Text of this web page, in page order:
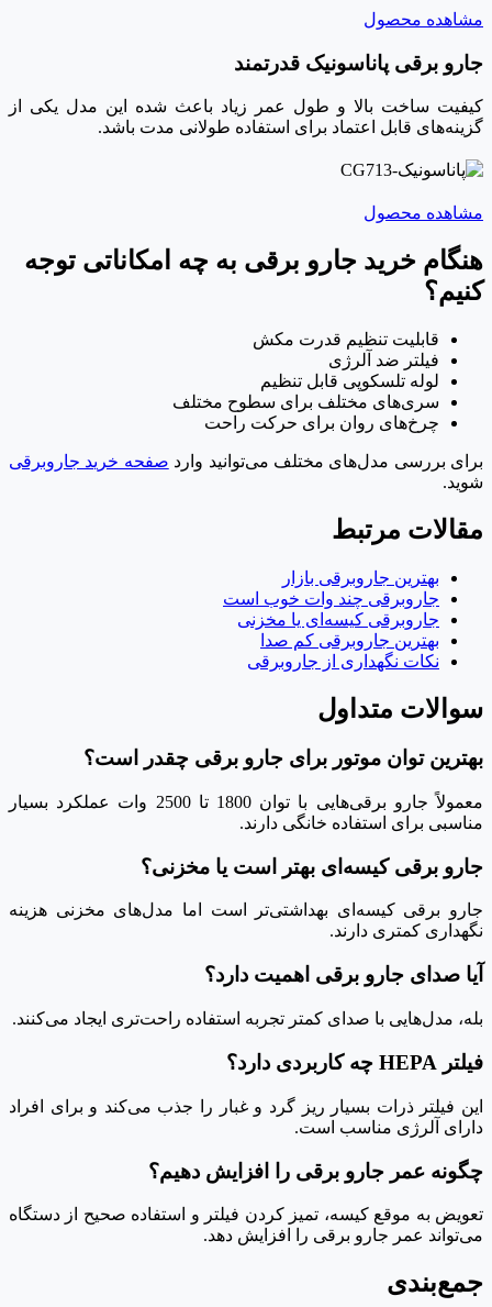
مشاهده محصول
جارو برقی پاناسونیک قدرتمند
کیفیت ساخت بالا و طول عمر زیاد باعث شده این مدل یکی از
گزینه‌های قابل اعتماد برای استفاده طولانی مدت باشد.
مشاهده محصول
هنگام خرید جارو برقی به چه امکاناتی توجه
کنیم؟
قابلیت تنظیم قدرت مکش
فیلتر ضد آلرژی
لوله تلسکوپی قابل تنظیم
سری‌های مختلف برای سطوح مختلف
چرخ‌های روان برای حرکت راحت
برای بررسی مدل‌های مختلف می‌توانید وارد صفحه خرید جاروبرقی
شوید.
مقالات مرتبط
بهترین جاروبرقی بازار
جاروبرقی چند وات خوب است
جاروبرقی کیسه‌ای یا مخزنی
بهترین جاروبرقی کم صدا
نکات نگهداری از جاروبرقی
سوالات متداول
بهترین توان موتور برای جارو برقی چقدر است؟
معمولاً جارو برقی‌هایی با توان 1800 تا 2500 وات عملکرد بسیار
مناسبی برای استفاده خانگی دارند.
جارو برقی کیسه‌ای بهتر است یا مخزنی؟
جارو برقی کیسه‌ای بهداشتی‌تر است اما مدل‌های مخزنی هزینه
نگهداری کمتری دارند.
آیا صدای جارو برقی اهمیت دارد؟
بله، مدل‌هایی با صدای کمتر تجربه استفاده راحت‌تری ایجاد می‌کنند.
فیلتر HEPA چه کاربردی دارد؟
این فیلتر ذرات بسیار ریز گرد و غبار را جذب می‌کند و برای افراد
دارای آلرژی مناسب است.
چگونه عمر جارو برقی را افزایش دهیم؟
تعویض به موقع کیسه، تمیز کردن فیلتر و استفاده صحیح از دستگاه
می‌تواند عمر جارو برقی را افزایش دهد.
جمع‌بندی